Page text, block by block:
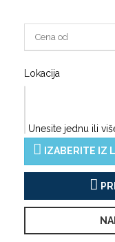
Lokacija
Unesite jednu ili
IZABERITE IZ